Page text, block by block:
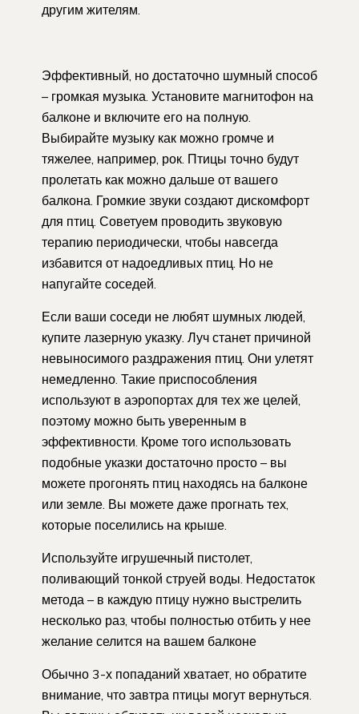
другим жителям.
Эффективный, но достаточно шумный способ
– громкая музыка. Установите магнитофон на
балконе и включите его на полную.
Выбирайте музыку как можно громче и
тяжелее, например, рок. Птицы точно будут
пролетать как можно дальше от вашего
балкона. Громкие звуки создают дискомфорт
для птиц. Советуем проводить звуковую
терапию периодически, чтобы навсегда
избавится от надоедливых птиц. Но не
напугайте соседей.
Если ваши соседи не любят шумных людей,
купите лазерную указку. Луч станет причиной
невыносимого раздражения птиц. Они улетят
немедленно. Такие приспособления
используют в аэропортах для тех же целей,
поэтому можно быть уверенным в
эффективности. Кроме того использовать
подобные указки достаточно просто – вы
можете прогонять птиц находясь на балконе
или земле. Вы можете даже прогнать тех,
которые поселились на крыше.
Используйте игрушечный пистолет,
поливающий тонкой струей воды. Недостаток
метода – в каждую птицу нужно выстрелить
несколько раз, чтобы полностью отбить у нее
желание селится на вашем балконе
Обычно 3-х попаданий хватает, но обратите
внимание, что завтра птицы могут вернуться.